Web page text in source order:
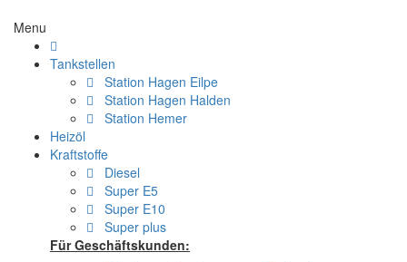
Menu
Tankstellen
Station Hagen Eilpe
Station Hagen Halden
Station Hemer
Heizöl
Kraftstoffe
Diesel
Super E5
Super E10
Super plus
Für Geschäftskunden: